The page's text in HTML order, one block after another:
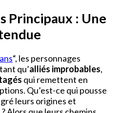
Principaux : Une
“, les personnages
qu’alliés improbables,
qui remettent en
Qu’est-ce qui pousse
leurs origines et